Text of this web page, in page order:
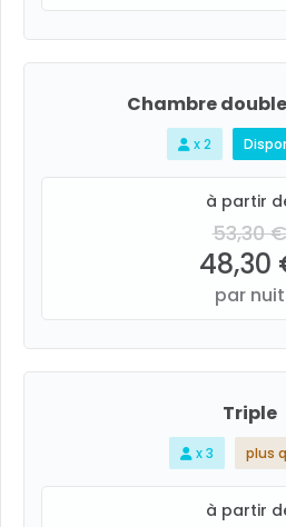
Chambre
x 2
à partir
53,30 €
48,30
par nuit
Triple
x 3 plus
à partir